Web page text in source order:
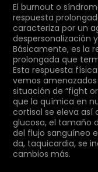
El burnout o
respuesta
caracteriza por un
despersonalización
Básicamente, es la
prolongada que
Esta respuesta
vemos
situación de “fight
que la química en
cortisol se eleva
glucosa, el tamaño
del flujo sanguíneo
da, taquicardia, se
cambios más.